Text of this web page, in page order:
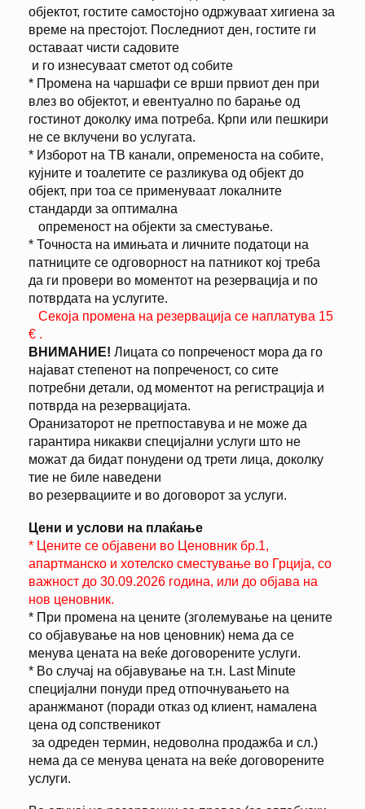
објектот, гостите самостојно одржуваат хигиена за
време на престојот. Последниот ден, гостите ги
оставаат чисти садовите
и го изнесуваат сметот од собите
* Промена на чаршафи се врши првиот ден при
влез во објектот, и евентуално по барање од
гостинот доколку има потреба. Крпи или пешкири
не се вклучени во услугата.
* Изборот на ТВ канали, опременоста на собите,
кујните и тоалетите се разликува од објект до
објект, при тоа се применуваат локалните
стандарди за оптимална
опременост на објекти за сместување.
* Точноста на имињата и личните податоци на
патниците се одговорност на патникот кој треба
да ги провери во моментот на резервација и по
потврдата на услугите.
Секоја промена на резервација се наплатува 15
€ .
ВНИМАНИЕ! Лицата со попреченост мора да го
најават степенот на попреченост, со сите
потребни детали, од моментот на регистрација и
потврда на резервацијата.
Оранизаторот не претпоставува и не може да
гарантира никакви специјални услуги што не
можат да бидат понудени од трети лица, доколку
тие не биле наведени
во резервациите и во договорот за услуги.
Цени и услови на плаќање
* Цените се објавени во Ценовник бр.1,
апартманско и хотелско сместување во Грција, со
важност до 30.09.2026 година, или до објава на
нов ценовник.
* При промена на цените (зголемување на цените
со објавување на нов ценовник) нема да се
менува цената на веќе договорените услуги.
* Во случај на објавување на т.н. Last Minute
специјални понуди пред отпочнувањето на
аранжманот (поради отказ од клиент, намалена
цена од сопственикот
за одреден термин, недоволна продажба и сл.)
нема да се менува цената на веќе договорените
услуги.